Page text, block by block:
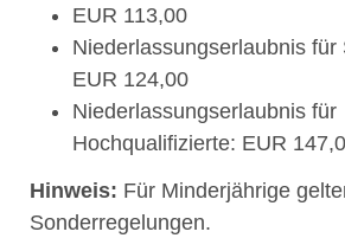
EUR 113,00
Niederlassungserlaubnis für
EUR 124,00
Niederlassungserlaubnis für
Hochqualifizierte: EUR
Hinweis: Für Minderjährige
Sonderregelungen.